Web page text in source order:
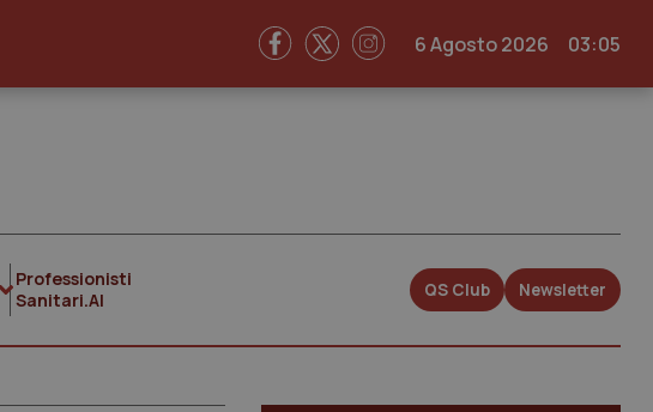
6 Agosto 2026 03:05
Professionisti
Sanitari.AI
QS Club Newsletter